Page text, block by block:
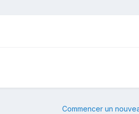
Commencer un